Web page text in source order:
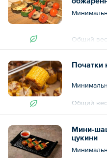
Общий
Початки
Общий
Мини-
цукини